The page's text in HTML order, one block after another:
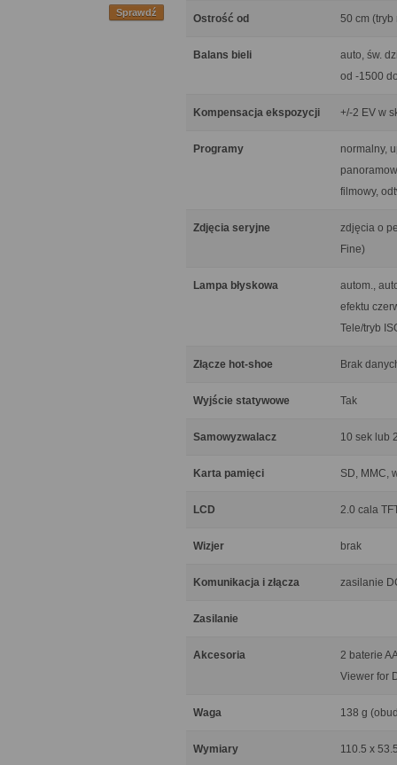
Sprawdź Ostrość od 50 cm (tryb
Balans bieli
auto, św.
od -1500
Kompensacja ekspozycji +/-2 EV w
Programy
normalny,
filmowy,
Zdjęcia seryjne
zdjęcia o
Fine)
Lampa błyskowa
autom.,
efektu
Tele/tryb
Złącze hot-shoe Brak
Wyjście statywowe Tak
Samowyzwalacz 10 sek lub
Karta pamięci SD, MMC,
LCD 2.0 cala
Wizjer brak
Komunikacja i złącza zasilanie
Zasilanie
Akcesoria
2 baterie
Viewer for
Waga 138 g
Wymiary 110.5 x